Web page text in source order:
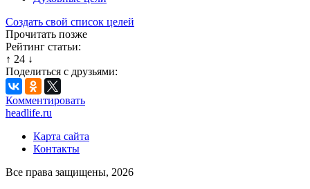
Создать свой список целей
Прочитать позже
Рейтинг статьи:
↑ 24 ↓
Поделиться с друзьями:
Комментировать
headlife.ru
Карта сайта
Контакты
Все права защищены, 2026